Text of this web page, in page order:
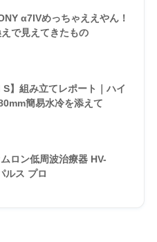
α7IVめっちゃええやん！
で見えてきたもの
S】組み立てレポート｜ハイ
簡易水冷を添えて
ムロン低周波治療器 HV-
ルス プロ